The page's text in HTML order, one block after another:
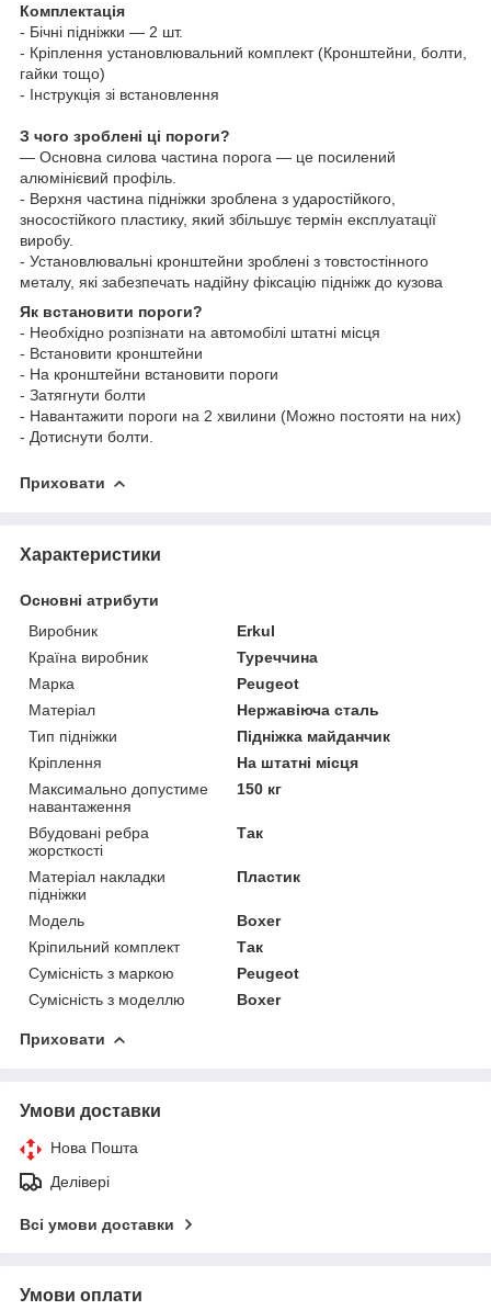
Комплектація
- Бічні підніжки — 2 шт.
- Кріплення установлювальний комплект (Кронштейни, болти,
гайки тощо)
- Інструкція зі встановлення
З чого зроблені ці пороги?
— Основна силова частина порога — це посилений
алюмінієвий профіль.
- Верхня частина підніжки зроблена з ударостійкого,
зносостійкого пластику, який збільшує термін експлуатації
виробу.
- Установлювальні кронштейни зроблені з товстостінного
металу, які забезпечать надійну фіксацію підніжк до кузова
Як встановити пороги?
- Необхідно розпізнати на автомобілі штатні місця
- Встановити кронштейни
- На кронштейни встановити пороги
- Затягнути болти
- Навантажити пороги на 2 хвилини (Можно постояти на них)
- Дотиснути болти.
Приховати
Характеристики
Основні атрибути
Виробник
Erkul
Країна виробник
Туреччина
Марка
Peugeot
Матеріал
Нержавіюча сталь
Тип підніжки
Підніжка майданчик
Кріплення
На штатні місця
Максимально допустиме
навантаження
150 кг
Вбудовані ребра
жорсткості
Так
Матеріал накладки
підніжки
Пластик
Модель
Boxer
Кріпильний комплект
Так
Сумісність з маркою
Peugeot
Сумісність з моделлю
Boxer
Приховати
Умови доставки
Нова Пошта
Делівері
Всі умови доставки
Умови оплати